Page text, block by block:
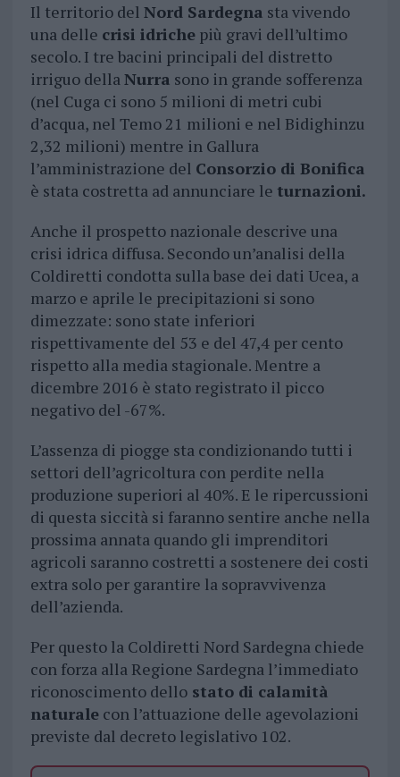
Il territorio del Nord Sardegna sta vivendo
una delle crisi idrichepiù gravi dell’ultimo
secolo. I tre bacini principali del distretto
irriguo dellaNurra sono in grande sofferenza
(nel Cuga ci sono 5 milioni di metri cubi
d’acqua, nel Temo 21 milioni e nel Bidighinzu
2,32 milioni) mentre in Gallura
l’amministrazione del Consorzio di Bonifica
è stata costretta ad annunciare le turnazioni.
Anche il prospetto nazionale descrive una
crisi idrica diffusa. Secondo un’analisi della
Coldiretti condotta sulla base dei dati Ucea, a
marzo e aprile le precipitazioni si sono
dimezzate: sono state inferiori
rispettivamente del 53 e del 47,4 per cento
rispetto alla media stagionale. Mentre a
dicembre 2016 è stato registrato il picco
negativo del -67%.
L’assenza di piogge sta condizionando tutti i
settori dell’agricoltura con perdite nella
produzione superiori al 40%. E le ripercussioni
di questa siccità si faranno sentire anche nella
prossima annata quando gli imprenditori
agricoli saranno costretti a sostenere dei costi
extra solo per garantire la sopravvivenza
dell’azienda.
Per questo la Coldiretti Nord Sardegna chiede
con forza alla Regione Sardegna l’immediato
riconoscimento dellostato di calamità
naturalecon l’attuazione delle agevolazioni
previste dal decreto legislativo 102.